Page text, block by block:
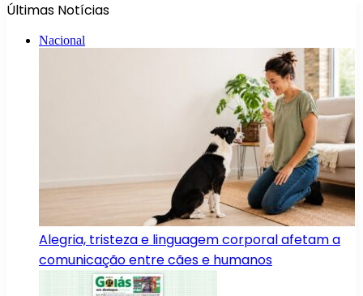
Últimas Notícias
Nacional
Alegria, tristeza e linguagem corporal afetam a
comunicação entre cães e humanos